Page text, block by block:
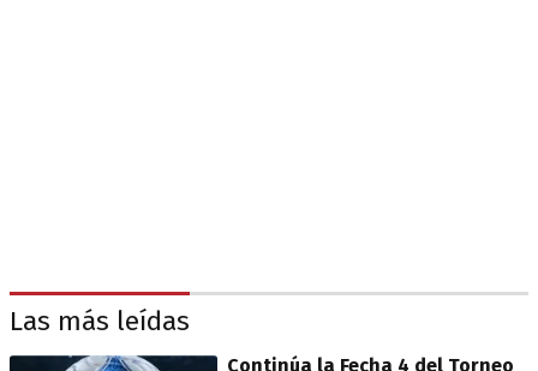
Las más leídas
Continúa la Fecha 4 del Torneo